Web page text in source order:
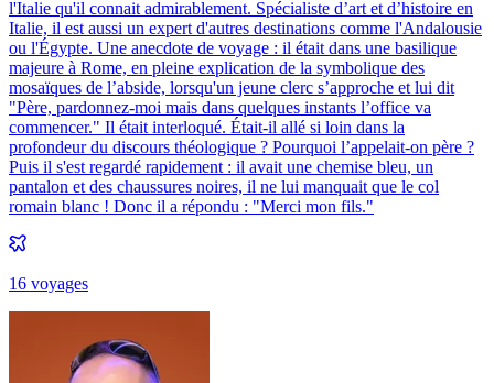
l'Italie qu'il connait admirablement. Spécialiste d’art et d’histoire en
Italie, il est aussi un expert d'autres destinations comme l'Andalousie
ou l'Égypte. Une anecdote de voyage : il était dans une basilique
majeure à Rome, en pleine explication de la symbolique des
mosaïques de l’abside, lorsqu'un jeune clerc s’approche et lui dit
"Père, pardonnez-moi mais dans quelques instants l’office va
commencer." Il était interloqué. Était-il allé si loin dans la
profondeur du discours théologique ? Pourquoi l’appelait-on père ?
Puis il s'est regardé rapidement : il avait une chemise bleu, un
pantalon et des chaussures noires, il ne lui manquait que le col
romain blanc ! Donc il a répondu : "Merci mon fils."
16 voyages